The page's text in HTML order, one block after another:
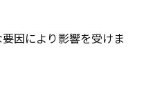
因により影響を受けま